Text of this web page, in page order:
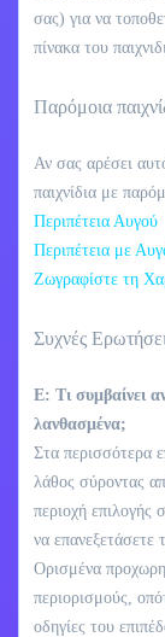
σας) για να
πίνακα του
Παρόμοια
Αν σας αρέσει
παιχνίδια με
Περιπέτεια Αυγού
Περιπέτεια με
Ζωγραφίστε τη
Συχνές
Ε: Τι συμβαίνει
λανθασμένα;
Στα περισσότερα
λάθος σύροντας
περιοχή επιλογής
να επανεξετάσετε
Ορισμένα
περιορισμούς,
οδηγίες του